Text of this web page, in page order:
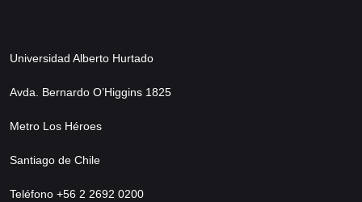
Universidad Alberto Hurtado
Avda. Bernardo O’Higgins 1825
Metro Los Héroes
Santiago de Chile
Teléfono +56 2 2692 0200